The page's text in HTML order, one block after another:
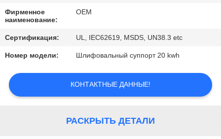
BLOG
СПРОСИТЕ
ЦИТАТУ
КАРТА
САЙТА
Фирменное
наименование:
OEM
Сертификация: UL, IEC62619, MSDS, UN38.3 etc
Номер модели: Шлифовальный суппорт 20 kwh
КОНТАКТНЫЕ ДАННЫЕ!
РАСКРЫТЬ ДЕТАЛИ